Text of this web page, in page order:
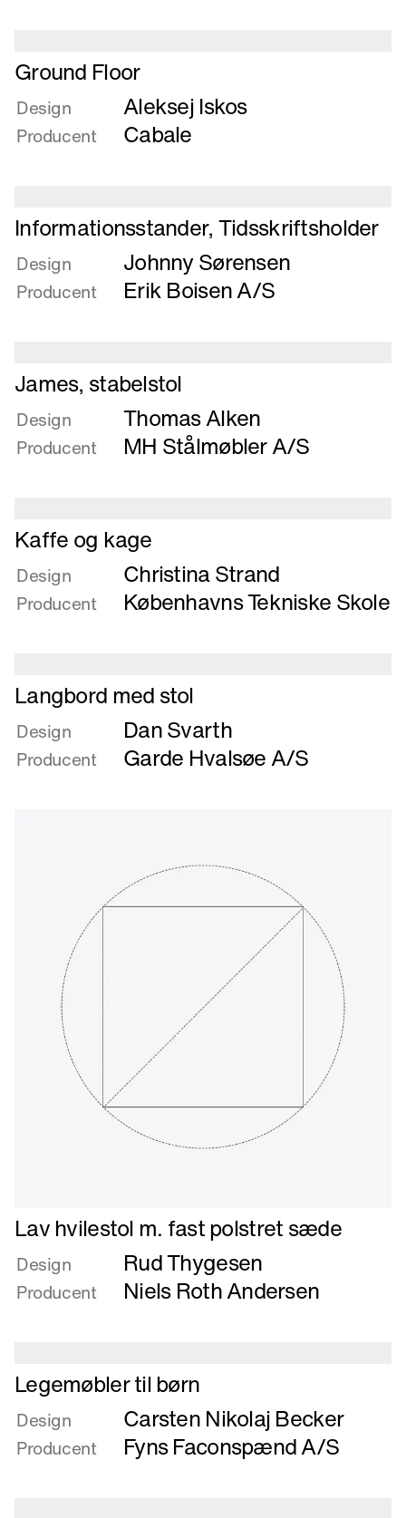
Læs
mere
om
Ground
Floor
Ground Floor
Design Aleksej Iskos
Producent Cabale
Læs
mere
om
Informationsstander,
Tidsskriftsholder
Informationsstander, Tidsskriftsholder
Design Johnny Sørensen
Producent Erik Boisen A/S
Læs
mere
om
James,
stabelstol
James, stabelstol
Design Thomas Alken
Producent MH Stålmøbler A/S
Læs
mere
om
Kaffe
og
Kaffe og kage
Design Christina Strand
Producent Københavns Tekniske Skole
Læs
mere
om
Langbord
med
Langbord med stol
Design Dan Svarth
Producent Garde Hvalsøe A/S
Læs
mere
om
Lav
hvilestol
sæde
Lav hvilestol m. fast polstret sæde
Design Rud Thygesen
Producent Niels Roth Andersen
Læs
mere
om
Legemøbler
til
Legemøbler til børn
Design Carsten Nikolaj Becker
Producent Fyns Faconspænd A/S